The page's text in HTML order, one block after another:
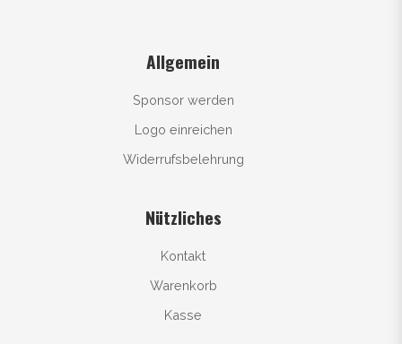
Allgemein
Sponsor werden
Logo einreichen
Widerrufsbelehrung
Nützliches
Kontakt
Warenkorb
Kasse